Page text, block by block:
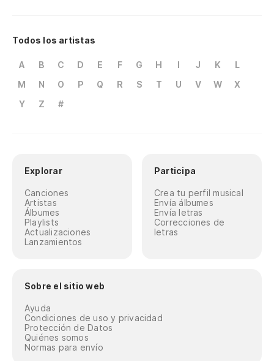
Todos los artistas
A B C D E F G H I J K
L
M
N O P Q R S T U V W
X
Y
Z #
Explorar
Canciones
Artistas
Álbumes
Playlists
Actualizaciones
Lanzamientos
Participa
Crea tu perfil musical
Envía álbumes
Envía letras
Correcciones de
letras
Sobre el sitio web
Ayuda
Condiciones de uso y privacidad
Protección de Datos
Quiénes somos
Normas para envío